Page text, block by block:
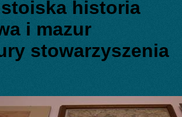
historia
i mazur
stowarzyszenia